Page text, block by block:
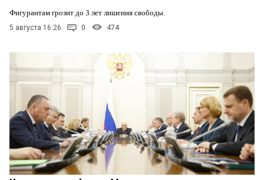
Фигурантам грозит до 3 лет лишения свободы.
5 августа 16:26 0 474